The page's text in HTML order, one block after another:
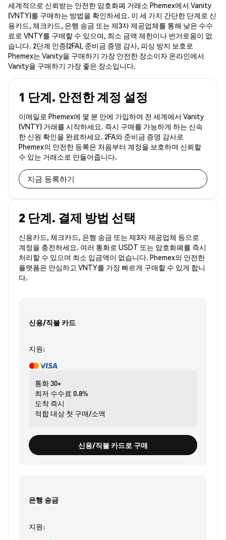
세계적으로 신뢰받는 안전한 암호화폐 거래소 Phemex에서 Vanity
(VNTY)를 구매하는 방법을 확인하세요. 이 세 가지 간단한 단계로 신
용카드, 체크카드, 은행 송금 또는 제3자 제공업체를 통해 낮은 수수
료로 VNTY를 구매할 수 있으며, 최소 금액 제한이나 번거로움이 없
습니다. 2단계 인증(2FA), 준비금 증명 감사, 피싱 방지 보호로
Phemex는 Vanity을 구매하기 가장 안전한 장소이자 온라인에서
Vanity을 구매하기 가장 좋은 장소입니다.
1 단계. 안전한 계정 설정
이메일로 Phemex에 몇 분 만에 가입하여 전 세계에서 Vanity
(VNTY) 거래를 시작하세요. 즉시 구매를 가능하게 하는 신속
한 신원 확인을 완료하세요. 2FA와 준비금 증명 감사로
Phemex의 안전한 등록은 처음부터 계정을 보호하며 신뢰할
수 있는 거래소로 만들어줍니다.
지금 등록하기
2 단계. 결제 방법 선택
신용카드, 체크카드, 은행 송금 또는 제3자 제공업체 등으로
계정을 충전하세요. 여러 통화로 USDT 또는 암호화폐를 즉시
처리할 수 있으며 최소 입금액이 없습니다. Phemex의 안전한
플랫폼은 안심하고 VNTY를 가장 빠르게 구매할 수 있게 합니
다.
신용/직불 카드
지원:
통화30+
최저 수수료 0.8%
도착 즉시
적합 대상 첫 구매/소액
신용/직불 카드로 구매
은행 송금
지원: